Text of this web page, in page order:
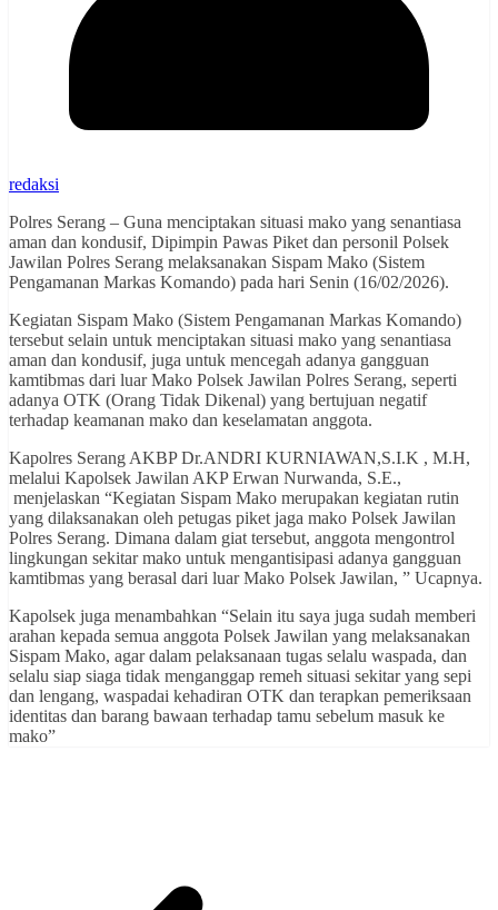
redaksi
Polres Serang – Guna menciptakan situasi mako yang senantiasa
aman dan kondusif, Dipimpin Pawas Piket dan personil Polsek
Jawilan Polres Serang melaksanakan Sispam Mako (Sistem
Pengamanan Markas Komando) pada hari Senin (16/02/2026).
Kegiatan Sispam Mako (Sistem Pengamanan Markas Komando)
tersebut selain untuk menciptakan situasi mako yang senantiasa
aman dan kondusif, juga untuk mencegah adanya gangguan
kamtibmas dari luar Mako Polsek Jawilan Polres Serang, seperti
adanya OTK (Orang Tidak Dikenal) yang bertujuan negatif
terhadap keamanan mako dan keselamatan anggota.
Kapolres Serang AKBP Dr.ANDRI KURNIAWAN,S.I.K , M.H,
melalui Kapolsek Jawilan AKP Erwan Nurwanda, S.E.,
menjelaskan “Kegiatan Sispam Mako merupakan kegiatan rutin
yang dilaksanakan oleh petugas piket jaga mako Polsek Jawilan
Polres Serang. Dimana dalam giat tersebut, anggota mengontrol
lingkungan sekitar mako untuk mengantisipasi adanya gangguan
kamtibmas yang berasal dari luar Mako Polsek Jawilan, ” Ucapnya.
Kapolsek juga menambahkan “Selain itu saya juga sudah memberi
arahan kepada semua anggota Polsek Jawilan yang melaksanakan
Sispam Mako, agar dalam pelaksanaan tugas selalu waspada, dan
selalu siap siaga tidak menganggap remeh situasi sekitar yang sepi
dan lengang, waspadai kehadiran OTK dan terapkan pemeriksaan
identitas dan barang bawaan terhadap tamu sebelum masuk ke
mako”